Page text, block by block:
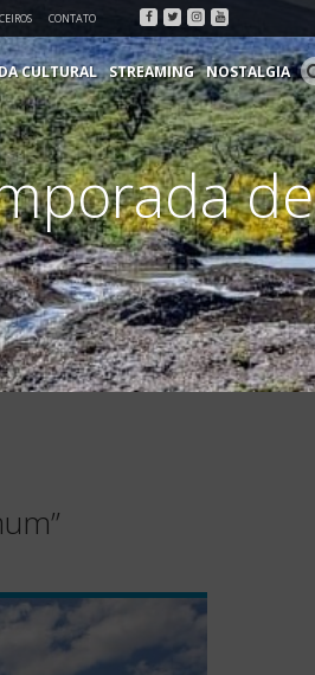
CONTATO Facebook
Twitter
Instagram
Youtube
CULTURAL STREAMING NOSTALGIA
de